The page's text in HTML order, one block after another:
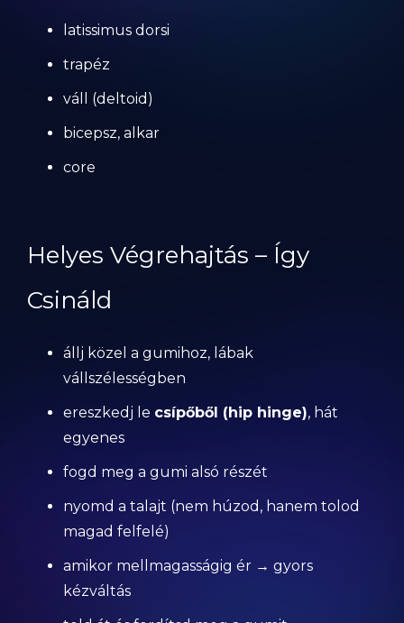
latissimus dorsi
trapéz
váll (deltoid)
bicepsz, alkar
core
Helyes Végrehajtás – Így
Csináld
állj közel a gumihoz, lábak
vállszélességben
ereszkedj le csípőből (hip hinge), hát
egyenes
fogd meg a gumi alsó részét
nyomd a talajt (nem húzod, hanem tolod
magad felfelé)
amikor mellmagasságig ér → gyors
kézváltás